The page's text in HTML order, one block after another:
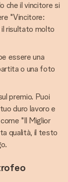
che il vincitore si
"Vincitore:
risultato molto
essere una
o una foto
premio. Puoi
duro lavoro e
"Il Miglior
qualità, il testo